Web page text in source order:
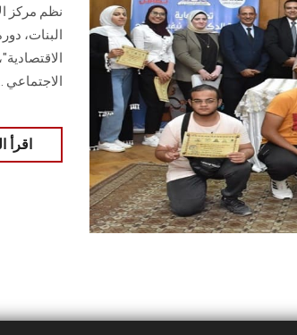
نظم مركز
البنات،
الاجتماعي
اقرأ